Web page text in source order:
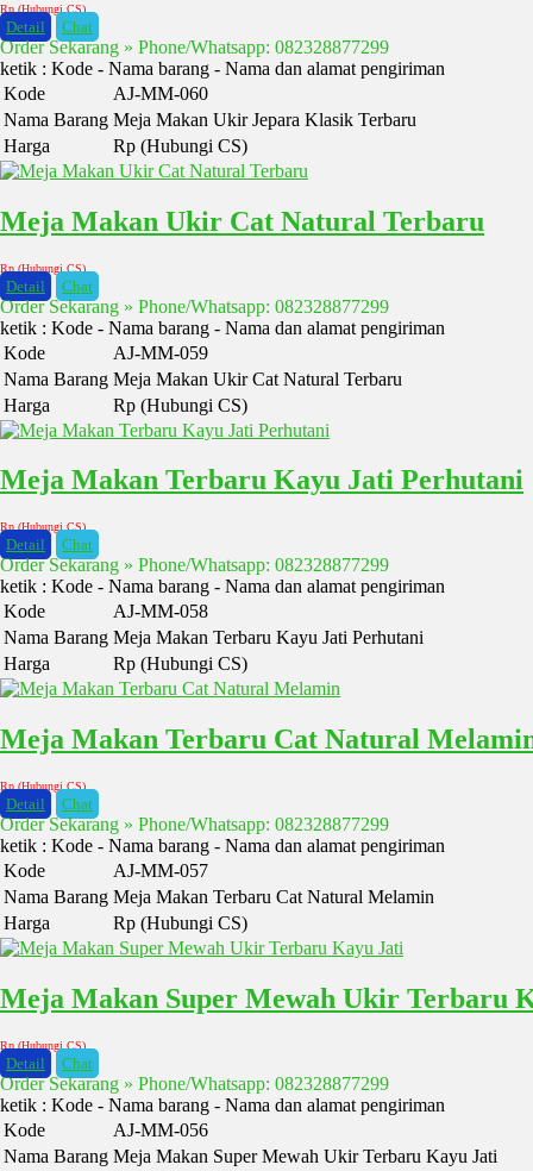
Rp (Hubungi CS)
Detail Chat
Order Sekarang » Phone/Whatsapp: 082328877299
ketik : Kode - Nama barang - Nama dan alamat pengiriman
Kode
AJ-MM-060
Nama Barang Meja Makan Ukir Jepara Klasik Terbaru
Harga
Rp (Hubungi CS)
Meja Makan Ukir Cat Natural Terbaru
Rp (Hubungi CS)
Detail Chat
Order Sekarang » Phone/Whatsapp: 082328877299
ketik : Kode - Nama barang - Nama dan alamat pengiriman
Kode
AJ-MM-059
Nama Barang Meja Makan Ukir Cat Natural Terbaru
Harga
Rp (Hubungi CS)
Meja Makan Terbaru Kayu Jati Perhutani
Rp (Hubungi CS)
Detail Chat
Order Sekarang » Phone/Whatsapp: 082328877299
ketik : Kode - Nama barang - Nama dan alamat pengiriman
Kode
AJ-MM-058
Nama Barang Meja Makan Terbaru Kayu Jati Perhutani
Harga
Rp (Hubungi CS)
Meja Makan Terbaru Cat Natural
Rp (Hubungi CS)
Detail Chat
Order Sekarang » Phone/Whatsapp: 082328877299
ketik : Kode - Nama barang - Nama dan alamat pengiriman
Kode
AJ-MM-057
Nama Barang Meja Makan Terbaru Cat Natural Melamin
Harga
Rp (Hubungi CS)
Meja Makan Super Mewah Ukir Terbaru
Rp (Hubungi CS)
Detail Chat
Order Sekarang » Phone/Whatsapp: 082328877299
ketik : Kode - Nama barang - Nama dan alamat pengiriman
Kode
AJ-MM-056
Nama Barang Meja Makan Super Mewah Ukir Terbaru Kayu Jati